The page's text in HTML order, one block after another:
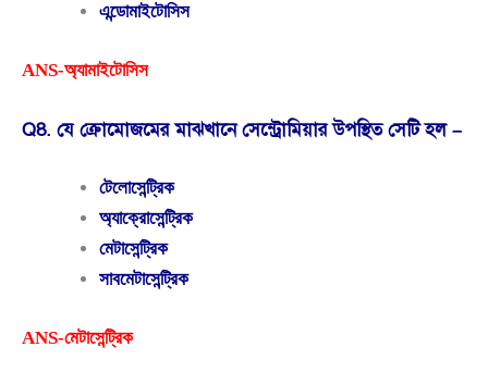
এন্ডোমাইটোসিস
ANS-অ্যামাইটোসিস
Q8. যে ক্রোমোজমের মাঝখানে সেন্ট্রোমিয়ার উপস্থিত সেটি হল –
টেলোসেন্ট্রিক
অ্যাক্রোসেন্ট্রিক
মেটাসেন্ট্রিক
সাবমেটাসেন্ট্রিক
ANS-মেটাসেন্ট্রিক